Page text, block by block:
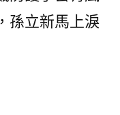
孫立新馬上淚